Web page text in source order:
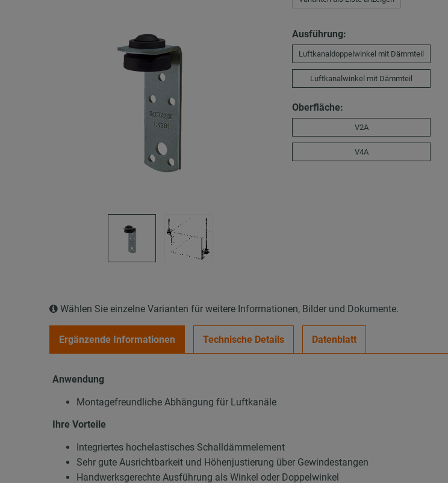
Ausführung:
Luftkanaldoppelwinkel mit Dämmteil
Luftkanalwinkel mit Dämmteil
Oberfläche:
V2A
V4A
Wählen Sie einzelne Varianten für weitere Informationen, Bilder und Dokumente.
Ergänzende Informationen Technische Details Datenblatt
Anwendung
Montagefreundliche Abhängung für Luftkanäle
Ihre Vorteile
Integriertes hochelastisches Schalldämmelement
Sehr gute Ausrichtbarkeit und Höhenjustierung über Gewindestangen
Handwerksgerechte Ausführung als Winkel oder Doppelwinkel